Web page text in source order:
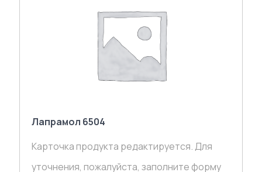
Лапрамол 6504
Карточка продукта редактируется. Для
уточнения, пожалуйста, заполните форму